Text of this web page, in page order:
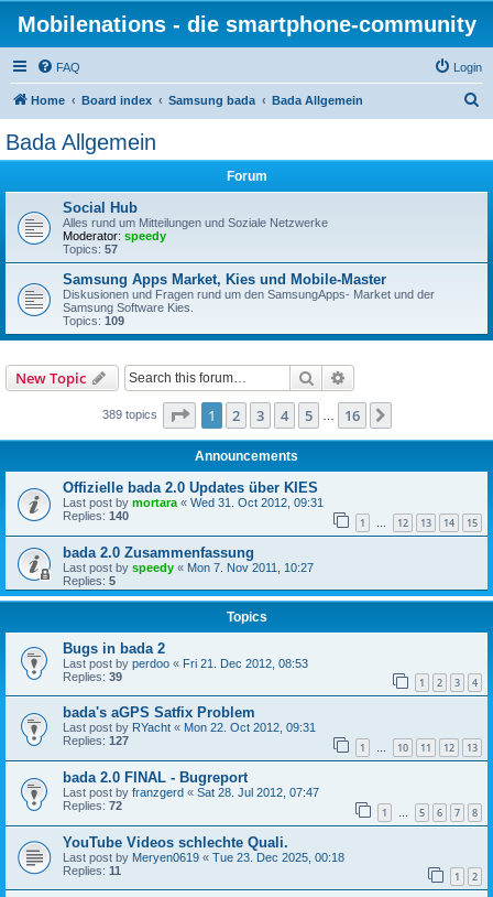
Mobilenations - die smartphone-community
FAQ Login
Home Board index Samsung bada Bada Allgemein
Bada Allgemein
Forum
Social Hub
Alles rund um Mitteilungen und Soziale Netzwerke
Moderator: speedy
Topics: 57
Samsung Apps Market, Kies und Mobile-Master
Diskusionen und Fragen rund um den SamsungApps- Market und der
Samsung Software Kies.
Topics: 109
New Topic Search
389 topics Page 1of 16
1 2 3 4 5 16
Announcements
Offizielle bada 2.0 Updates über KIES
Last post by mortara « Wed 31. Oct 2012, 09:31
Replies: 140 1 … 12 13 14 15
bada 2.0 Zusammenfassung
Last post by speedy « Mon 7. Nov 2011, 10:27
Replies: 5
Topics
Bugs in bada 2
Last post by perdoo « Fri 21. Dec 2012, 08:53
Replies: 39 1 2 3 4
bada's aGPS Satfix Problem
Last post by RYacht « Mon 22. Oct 2012, 09:31
Replies: 127 1 … 10 11 12 13
bada 2.0 FINAL - Bugreport
Last post by franzgerd « Sat 28. Jul 2012, 07:47
Replies: 72 1 … 5 6 7 8
YouTube Videos schlechte Quali.
Last post by Meryen0619 « Tue 23. Dec 2025, 00:18
Replies: 11 1 2